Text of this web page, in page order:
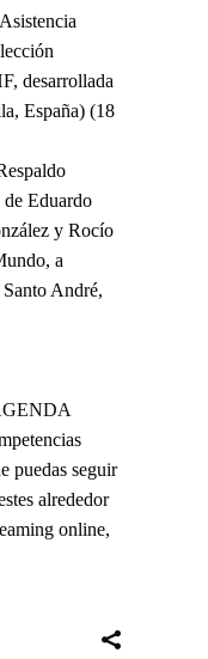
desarrollada
España) (18
Eduardo
y Rocío
a
André,
puedas seguir
alrededor
online,